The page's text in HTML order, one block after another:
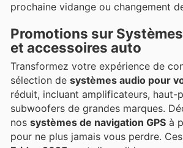
prochaine vidange ou changement
Promotions sur
et accessoires auto
Transformez votre expérience de
sélection de systèmes audio pour
réduit, incluant amplificateurs, haut-
subwoofers de grandes marques.
nos systèmes de navigation GPS à
pour ne plus jamais vous perdre. Ces